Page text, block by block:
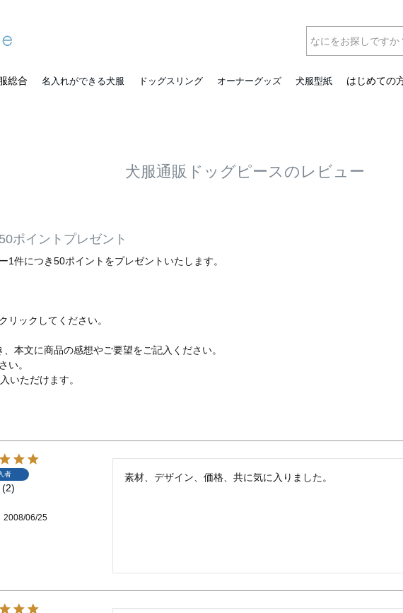
総合 名入れができる犬服 ドッグスリング オーナーグッズ 犬服型紙 はじめての
犬服通販ドッグピースのレビュー
ポイントプレゼント
1件につき50ポイントをプレゼントいたします。
リックしてください。
本文に商品の感想やご要望をご記入ください。
い。
いただけます。
者
2
2008/06/25
素材、デザイン、価格、共に気に入りました。